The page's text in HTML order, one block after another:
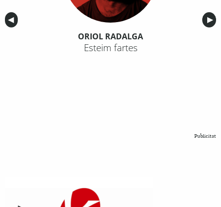
Anterior
◀︎ ▶︎
ORIOL RADALGA
Esteim fartes
Publicitat